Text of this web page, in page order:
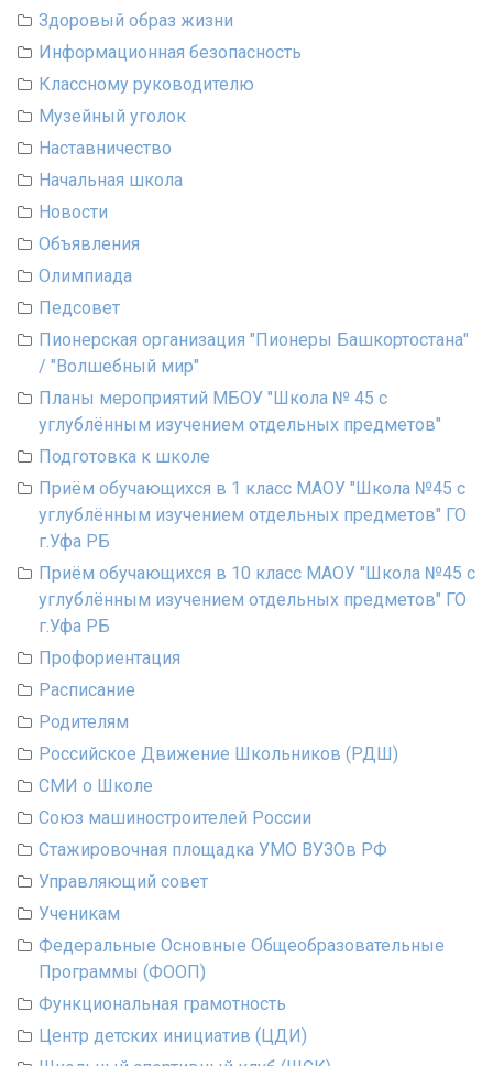
Здоровый образ жизни
Информационная безопасность
Классному руководителю
Музейный уголок
Наставничество
Начальная школа
Новости
Объявления
Олимпиада
Педсовет
Пионерская организация "Пионеры Башкортостана"
/ "Волшебный мир"
Планы мероприятий МБОУ "Школа № 45 с
углублённым изучением отдельных предметов"
Подготовка к школе
Приём обучающихся в 1 класс МАОУ "Школа №45 с
углублённым изучением отдельных предметов" ГО
г.Уфа РБ
Приём обучающихся в 10 класс МАОУ "Школа №45 с
углублённым изучением отдельных предметов" ГО
г.Уфа РБ
Профориентация
Расписание
Родителям
Российское Движение Школьников (РДШ)
СМИ о Школе
Союз машиностроителей России
Стажировочная площадка УМО ВУЗОв РФ
Управляющий совет
Ученикам
Федеральные Основные Общеобразовательные
Программы (ФООП)
Функциональная грамотность
Центр детских инициатив (ЦДИ)